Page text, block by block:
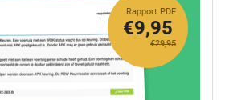
Rapport PDF
€29,95
€9,95